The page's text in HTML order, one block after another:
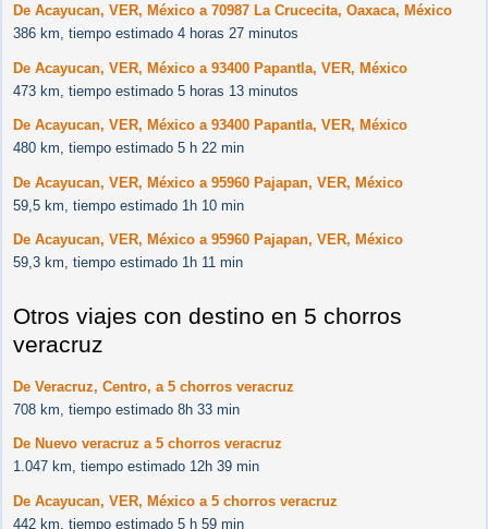
De Acayucan, VER, México a 70987 La Crucecita, Oaxaca, México
386 km, tiempo estimado 4 horas 27 minutos
De Acayucan, VER, México a 93400 Papantla, VER, México
473 km, tiempo estimado 5 horas 13 minutos
De Acayucan, VER, México a 93400 Papantla, VER, México
480 km, tiempo estimado 5 h 22 min
De Acayucan, VER, México a 95960 Pajapan, VER, México
59,5 km, tiempo estimado 1h 10 min
De Acayucan, VER, México a 95960 Pajapan, VER, México
59,3 km, tiempo estimado 1h 11 min
Otros viajes con destino en 5 chorros
veracruz
De Veracruz, Centro, a 5 chorros veracruz
708 km, tiempo estimado 8h 33 min
De Nuevo veracruz a 5 chorros veracruz
1.047 km, tiempo estimado 12h 39 min
De Acayucan, VER, México a 5 chorros veracruz
442 km, tiempo estimado 5 h 59 min